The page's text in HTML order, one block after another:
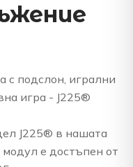
с подслон, игрални
игра - J225®
J225® в нашата
модул е достъпен от